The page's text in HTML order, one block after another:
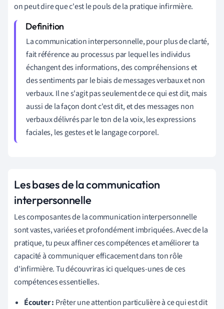
on peut dire que c'est le pouls de la pratique infirmière.
La communication interpersonnelle, pour plus de clarté,
fait référence au processus par lequel les individus
échangent des informations, des compréhensions et
des sentiments par le biais de messages verbaux et non
verbaux. Il ne s'agit pas seulement de ce qui est dit, mais
aussi de la façon dont c'est dit, et des messages non
verbaux délivrés par le ton de la voix, les expressions
faciales, les gestes et le langage corporel.
Les bases de la communication
interpersonnelle
Les composantes de la communication interpersonnelle
sont vastes, variées et profondément imbriquées. Avec de la
pratique, tu peux affiner ces compétences et améliorer ta
capacité à communiquer efficacement dans ton rôle
d'infirmière. Tu découvriras ici quelques-unes de ces
compétences essentielles.
Écouter : Prêter une attention particulière à ce qui est dit